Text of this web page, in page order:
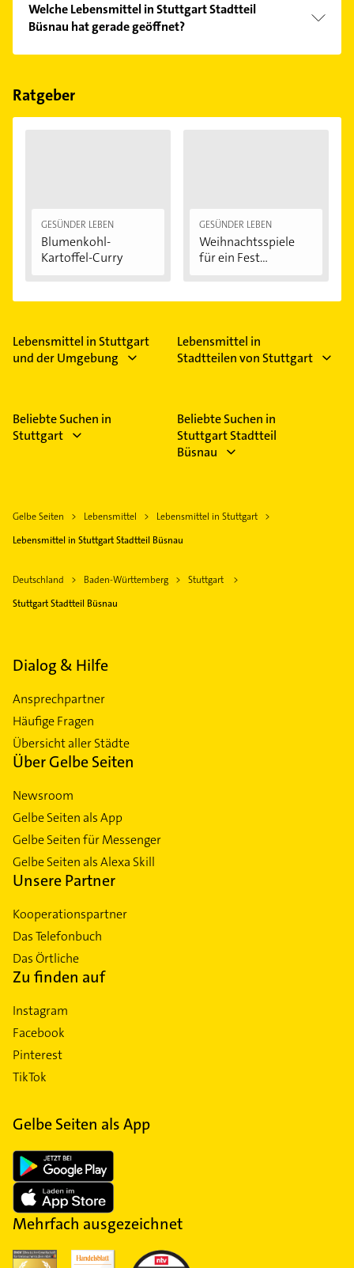
Welche Lebensmittel in Stuttgart Stadtteil
Büsnau hat gerade geöffnet?
Im Anbieter-Bereich finden Sie alleÖffnungszeiten.
Feiertagen abweichen können.
Ratgeber
GESÜNDER LEBEN
Blumenkohl-
Kartoffel-Curry
GESÜNDER LEBEN
Weihnachtsspiele
für ein Fest...
Lebensmittel in Stuttgart
und der Umgebung
Lebensmittel in
Stadtteilen von Stuttgart
Beliebte Suchen in
Stuttgart
Beliebte Suchen in
Stuttgart Stadtteil
Büsnau
Gelbe Seiten Lebensmittel
Lebensmittel in Stuttgart
Lebensmittel in Stuttgart Stadtteil Büsnau
Deutschland Baden-Württemberg
Stuttgart
Stuttgart Stadtteil Büsnau
Dialog & Hilfe
Ansprechpartner
Häufige Fragen
Übersicht aller Städte
Über Gelbe Seiten
Newsroom
Gelbe Seiten als App
Gelbe Seiten für Messenger
Gelbe Seiten als Alexa Skill
Unsere Partner
Kooperationspartner
Das Telefonbuch
Das Örtliche
Zu finden auf
Instagram
Facebook
Pinterest
TikTok
Gelbe Seiten als App
Mehrfach ausgezeichnet